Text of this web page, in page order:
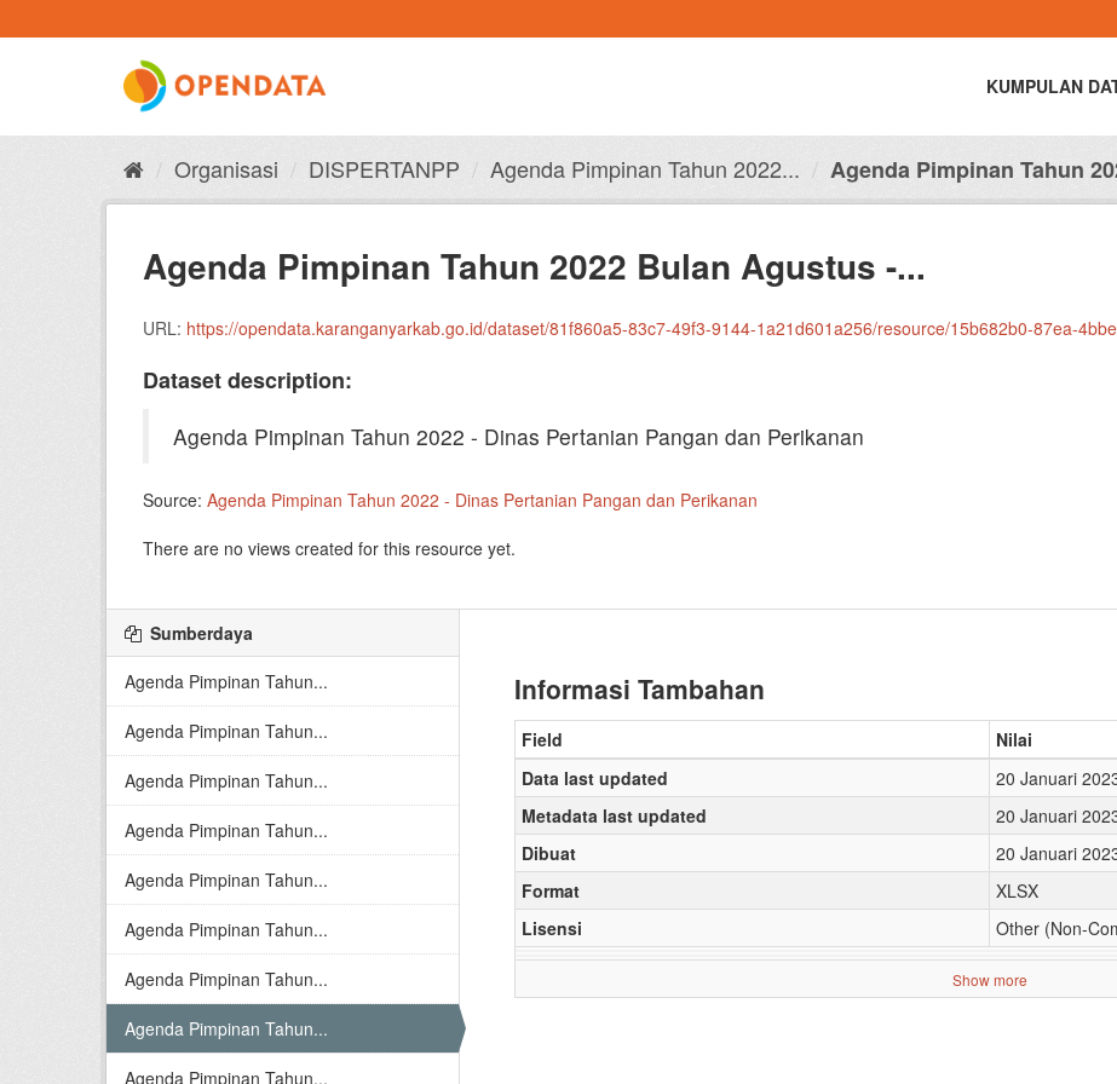
to
KUMPULAN
Organisasi DISPERTANPP Agenda Pimpinan Tahun 2022... Agenda Pimpinan Tahun
Agenda Pimpinan Tahun 2022 Bulan Agustus -...
URL: https://opendata.karanganyarkab.go.id/dataset/81f860a5-83c7-49f3-9144-1a21d601a256/resource/15b682b0-87ea-4bbe-8ba2-87037f8620ea/download/agenda-
Dataset description:
Agenda Pimpinan Tahun 2022 - Dinas Pertanian Pangan dan Perikanan
Source: Agenda Pimpinan Tahun 2022 - Dinas Pertanian Pangan dan Perikanan
There are no views created for this resource yet.
Sumberdaya
Agenda Pimpinan Tahun...
Agenda Pimpinan Tahun...
Agenda Pimpinan Tahun...
Agenda Pimpinan Tahun...
Agenda Pimpinan Tahun...
Agenda Pimpinan Tahun...
Agenda Pimpinan Tahun...
Agenda Pimpinan Tahun...
Agenda Pimpinan Tahun...
Informasi Tambahan
Field
Nilai
Data last updated
20 Januari
Metadata last updated
20 Januari
Dibuat
20 Januari
Format
XLSX
Lisensi
Other (Non-
Show more